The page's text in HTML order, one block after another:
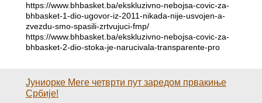
https://www.bhbasket.ba/ekskluzivno-nebojsa-covic-za-
bhbasket-1-dio-ugovor-iz-2011-nikada-nije-usvojen-a-
zvezdu-smo-spasili-zrtvujuci-fmp/
https://www.bhbasket.ba/ekskluzivno-nebojsa-covic-za-
bhbasket-2-dio-stoka-je-narucivala-transparente-pro
Јуниорке Меге четврти пут заредом првакиње
Србије!